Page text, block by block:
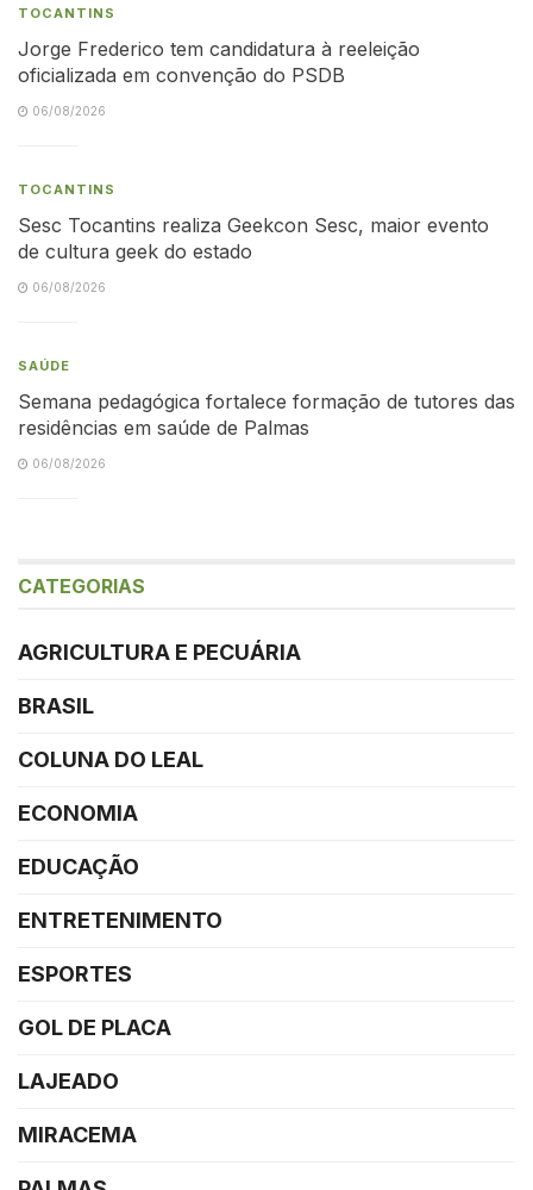
TOCANTINS
Jorge Frederico tem candidatura à reeleição
oficializada em convenção do PSDB
06/08/2026
TOCANTINS
Sesc Tocantins realiza Geekcon Sesc, maior evento
de cultura geek do estado
06/08/2026
SAÚDE
Semana pedagógica fortalece formação de tutores das
residências em saúde de Palmas
06/08/2026
CATEGORIAS
AGRICULTURA E PECUÁRIA
BRASIL
COLUNA DO LEAL
ECONOMIA
EDUCAÇÃO
ENTRETENIMENTO
ESPORTES
GOL DE PLACA
LAJEADO
MIRACEMA